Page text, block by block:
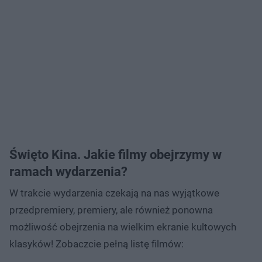
Święto Kina. Jakie filmy obejrzymy w
ramach wydarzenia?
W trakcie wydarzenia czekają na nas wyjątkowe
przedpremiery, premiery, ale również ponowna
możliwość obejrzenia na wielkim ekranie kultowych
klasyków! Zobaczcie pełną listę filmów: